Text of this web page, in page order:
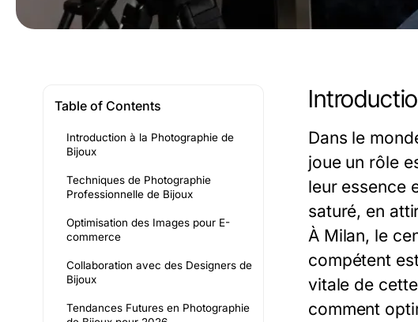
Table of Contents
Introduction à la Photographie de
Bijoux
Techniques de Photographie
Professionnelle de Bijoux
Optimisation des Images pour E-
commerce
Collaboration avec des Designers de
Bijoux
Tendances Futures en Photographie
Dans le
joue un rôle
leur essence
saturé, en
À Milan, le
compétent
vitale de
comment